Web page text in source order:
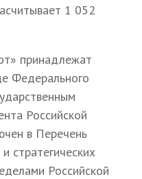
1 052
принадлежат
Федерального
Российской
в Перечень
стратегических
Российской